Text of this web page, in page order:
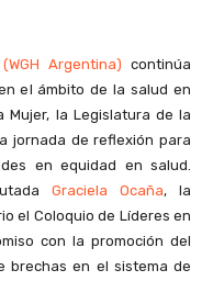
Argentina) continúa
el ámbito de la salud en
Mujer, la Legislatura de la
jornada de reflexión para
en equidad en salud.
Graciela Ocaña, la
el Coloquio de Líderes en
con la promoción del
brechas en el sistema de